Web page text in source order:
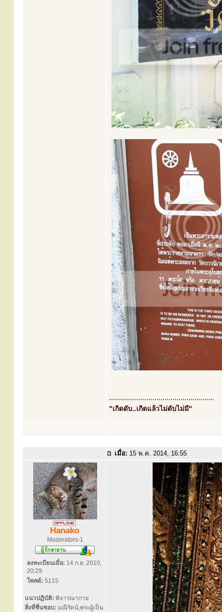
.....................................................
"เกิดดับ..เกิดแล้วไม่ดับไม่มี"
เมื่อ: 15 พ.ค. 2014, 16:55
Hanako
Moderators-1
ลงทะเบียนเมื่อ: 14 ก.ย. 2010,
20:29
โพสต์: 5115
แนวปฏิบัติ: พิจารณากาย
สิ่งที่ชื่นชอบ: มณีรัตน์,พระผู้เป็น